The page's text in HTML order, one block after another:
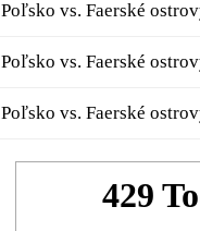
Poľsko vs. Faerské
Poľsko vs. Faerské
Poľsko vs. Faerské